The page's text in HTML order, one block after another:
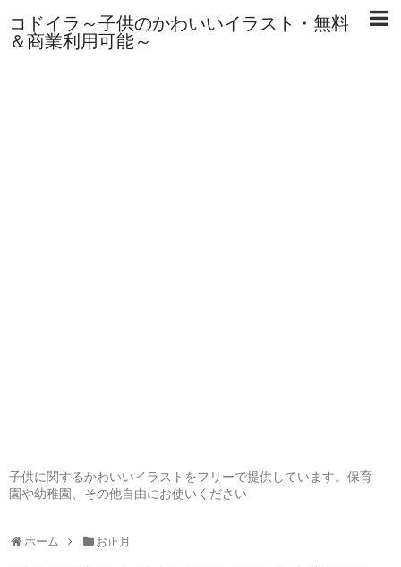
コドイラ～子供のかわいいイラスト・無料
＆商業利用可能～
子供に関するかわいいイラストをフリーで提供しています。保育
園や幼稚園、その他自由にお使いください
ホーム お正月